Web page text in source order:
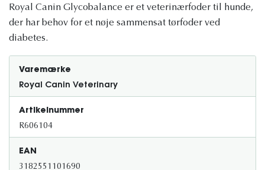
Royal Canin Glycobalance er et veterinærfoder til hunde,
der har behov for et nøje sammensat tørfoder ved
diabetes.
Varemærke
Royal Canin Veterinary
Artikelnummer
R606104
EAN
3182551101690